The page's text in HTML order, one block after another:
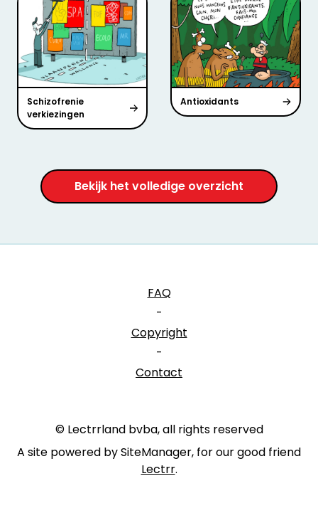
Schizofrenie
verkiezingen
Antioxidants
Bekijk het volledige overzicht
FAQ
-
Copyright
-
Contact
© Lectrrland bvba, all rights reserved
A site powered by SiteManager, for our good friend
Lectrr.